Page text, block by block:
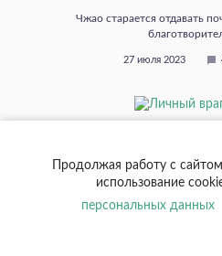
Чжао старается отдавать
27 июля 2023
Продолжая работу с
использование
персональных данных